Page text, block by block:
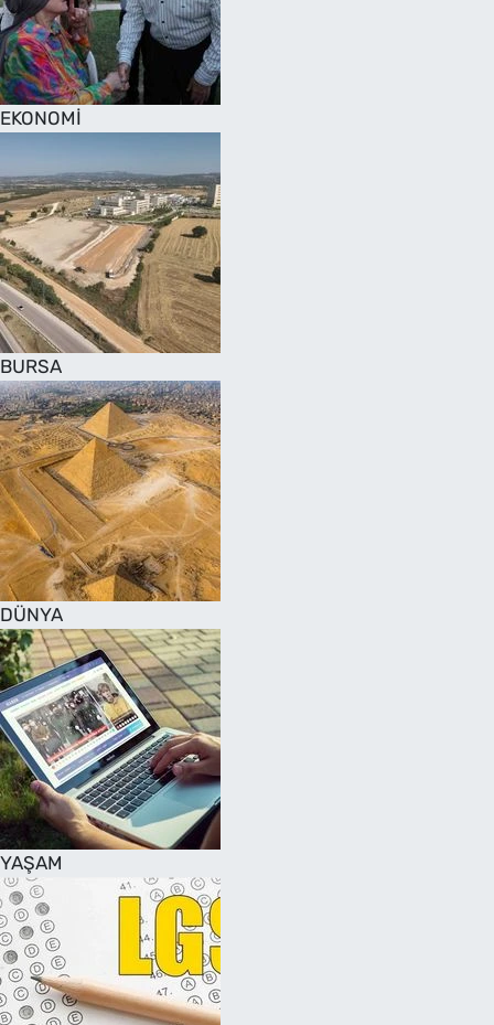
EKONOMİ
BURSA
DÜNYA
YAŞAM
SAĞLIK
TV REHBERİ